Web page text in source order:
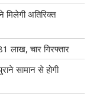
मिलेगी अतिरिक्त
लाख, चार गिरफ्तार
सामान से होगी